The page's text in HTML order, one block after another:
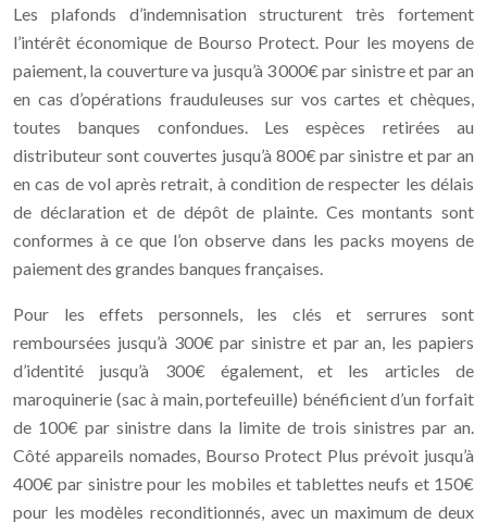
Les plafonds d’indemnisation structurent très fortement
l’intérêt économique de Bourso Protect. Pour les moyens de
paiement, la couverture va jusqu’à 3 000€ par sinistre et par an
en cas d’opérations frauduleuses sur vos cartes et chèques,
toutes banques confondues. Les espèces retirées au
distributeur sont couvertes jusqu’à 800€ par sinistre et par an
en cas de vol après retrait, à condition de respecter les délais
de déclaration et de dépôt de plainte. Ces montants sont
conformes à ce que l’on observe dans les packs moyens de
paiement des grandes banques françaises.
Pour les effets personnels, les clés et serrures sont
remboursées jusqu’à 300€ par sinistre et par an, les papiers
d’identité jusqu’à 300€ également, et les articles de
maroquinerie (sac à main, portefeuille) bénéficient d’un forfait
de 100€ par sinistre dans la limite de trois sinistres par an.
Côté appareils nomades, Bourso Protect Plus prévoit jusqu’à
400€ par sinistre pour les mobiles et tablettes neufs et 150€
pour les modèles reconditionnés, avec un maximum de deux